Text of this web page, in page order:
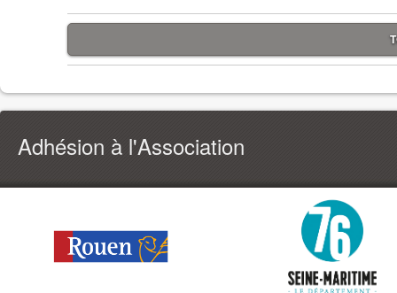
Adhésion à l'Association